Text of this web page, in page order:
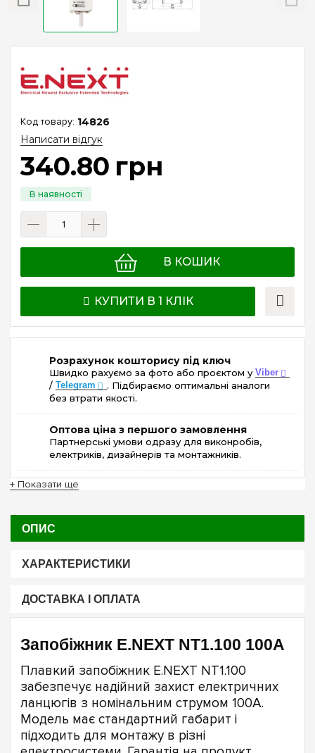
14826
Написати відгук
340.80 грн
В КОШИК
КУПИТИ В 1 КЛІК
Розрахунок кошторису під ключ
Швидко рахуємо за фото або проєктом у Viber
/ Telegram
. Підбираємо оптимальні аналоги
без втрати якості.
Оптова ціна з першого замовлення
Партнерські умови одразу для виконробів,
електриків, дизайнерів та монтажників.
+ Показати ще
ОПИС
ХАРАКТЕРИСТИКИ
ДОСТАВКА І ОПЛАТА
Запобіжник E.NEXT NT1.100 100А
Плавкий запобіжник E.NEXT NT1.100
забезпечує надійний захист електричних
ланцюгів з номінальним струмом 100А.
Модель має стандартний габарит і
підходить для монтажу в різні